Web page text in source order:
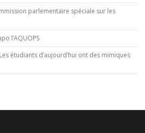
parlementaire spéciale sur les
l’AQUOPS
Les étudiants d’aujourd’hui ont des mimiques